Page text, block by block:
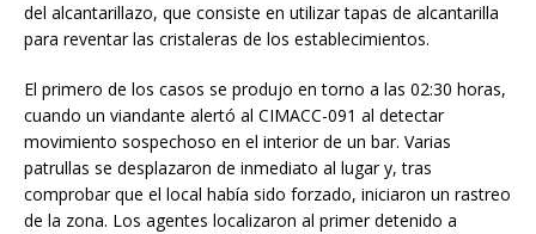
del alcantarillazo, que consiste en utilizar tapas de alcantarilla
para reventar las cristaleras de los establecimientos.
El primero de los casos se produjo en torno a las 02:30 horas,
cuando un viandante alertó al CIMACC-091 al detectar
movimiento sospechoso en el interior de un bar. Varias
patrullas se desplazaron de inmediato al lugar y, tras
comprobar que el local había sido forzado, iniciaron un rastreo
de la zona. Los agentes localizaron al primer detenido a